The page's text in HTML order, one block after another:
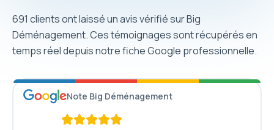
691 clients ont laissé un avis vérifié sur Big
Déménagement. Ces témoignages sont récupérés en
temps réel depuis notre fiche Google professionnelle.
Note Big Déménagement